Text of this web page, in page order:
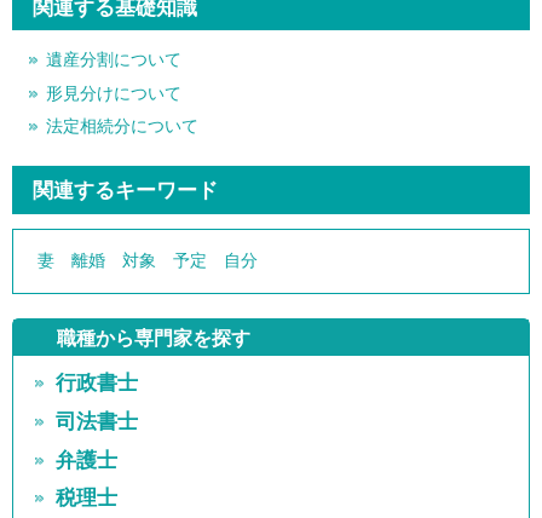
関連する基礎知識
遺産分割について
形見分けについて
法定相続分について
関連するキーワード
妻 離婚 対象 予定 自分
職種から専門家を探す
行政書士
司法書士
弁護士
税理士